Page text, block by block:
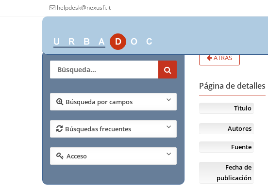
helpdesk@nexusfi.it
Búsqueda por campos
Búsquedas frecuentes
Acceso
ATRÁS
Página de detalles
Tìtulo
Autores
Fuente
Fecha de
publicación